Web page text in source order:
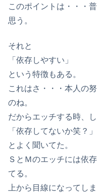
このポイントは・・・
思う。
それと
「依存しやすい」
という特徴もある。
これはさ・・・本人の
のね。
だからエッチする時、
「依存してないか笑？」
とよく聞いてた。
ＳとＭのエッチには依
てる。
上から目線になってし